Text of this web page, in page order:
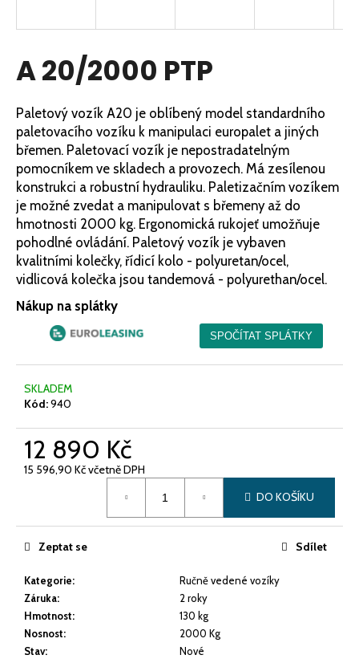
A 20/2000 PTP
Paletový vozík A20 je oblíbený model standardního
paletovacího vozíku k manipulaci europalet a jiných
břemen. Paletovací vozík je nepostradatelným
pomocníkem ve skladech a provozech. Má zesílenou
konstrukci a robustní hydrauliku. Paletizačním vozíkem
je možné zvedat a manipulovat s břemeny až do
hmotnosti 2000 kg. Ergonomická rukojeť umožňuje
pohodlné ovládání. Paletový vozík je vybaven
kvalitními kolečky, řídicí kolo - polyuretan/ocel,
vidlicová kolečka jsou tandemová - polyurethan/ocel.
Nákup na splátky
SKLADEM
Kód:940
12 890 Kč
15 596,90 Kč včetně DPH
DO KOŠÍKU
Kategorie:
Ručně vedené vozíky
Záruka:
2 roky
Hmotnost:
130 kg
Nosnost:
2000 Kg
Stav: Nové
Zeptat se Sdílet
í
t
?
HLEDAT
D
o
p
o
č
e
m
e
VYSOKOZDVIŽNÝ
JCB
280
000
Kč
Původně:
349
000